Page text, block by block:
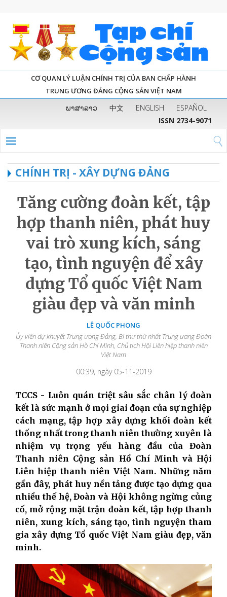
CƠ QUAN LÝ LUẬN CHÍNH TRỊ CỦA BAN CHẤP HÀNH
TRUNG ƯƠNG ĐẢNG CỘNG SẢN VIỆT NAM
ພາສາລາວ 中文 ENGLISH
ESPAÑOL
ISSN 2734-9071
CHÍNH TRỊ - XÂY DỰNG ĐẢNG
Tăng cường đoàn kết, tập
hợp thanh niên, phát huy
vai trò xung kích, sáng
tạo, tình nguyện để xây
dựng Tổ quốc Việt Nam
giàu đẹp và văn minh
LÊ QUỐC PHONG
Ủy viên dự khuyết Trung ương Đảng, Bí thư thứ nhất Trung ương Đoàn
Thanh niên Cộng sản Hồ Chí Minh, Chủ tịch Hội Liên hiệp thanh niên
Việt Nam
00:39, ngày 05-11-2019
TCCS - Luôn quán triệt sâu sắc chân lý đoàn
kết là sức mạnh ở mọi giai đoạn của sự nghiệp
cách mạng, tập hợp xây dựng khối đoàn kết
thống nhất trong thanh niên thường xuyên là
nhiệm vụ trọng yếu hàng đầu của Đoàn
Thanh niên Cộng sản Hồ Chí Minh và Hội
Liên hiệp thanh niên Việt Nam. Những năm
gần đây, phát huy nền tảng được tạo dựng qua
nhiều thế hệ, Đoàn và Hội không ngừng củng
cố, mở rộng mặt trận đoàn kết, tập hợp thanh
niên, xung kích, sáng tạo, tình nguyện tham
gia xây dựng Tổ quốc Việt Nam giàu đẹp, văn
minh.